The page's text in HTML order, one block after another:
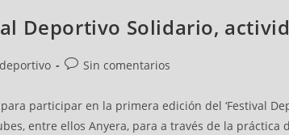
Deportivo Solidario,
Sin comentarios
participar en la primera edición del ‘Festival
entre ellos Anyera, para a través de la